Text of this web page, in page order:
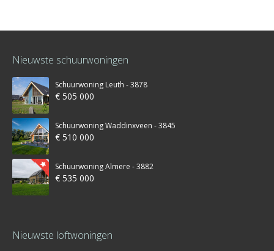
Nieuwste schuurwoningen
Schuurwoning Leuth - 3878
€ 505 000
Schuurwoning Waddinxveen - 3845
€ 510 000
Schuurwoning Almere - 3882
€ 535 000
Nieuwste loftwoningen